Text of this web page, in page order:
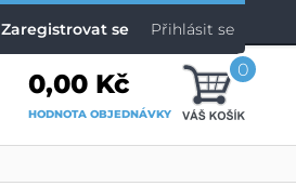
Zaregistrovat se Přihlásit se
0,00 Kč
HODNOTA OBJEDNÁVKY
0